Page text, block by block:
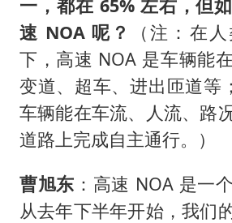
一，都在 65% 左右，但
速 NOA 呢？
（注：在
下，高速 NOA 是车辆能
变道、超车、进出匝道等
车辆能在车流、人流、路
道路上完成自主通行。）
曹旭东 ：高速 NOA 是一
从去年下半年开始，我们